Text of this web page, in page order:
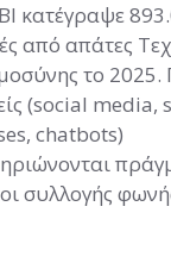
κατέγραψε
από απάτες
το 2025.
(social media,
chatbots)
συλλογής